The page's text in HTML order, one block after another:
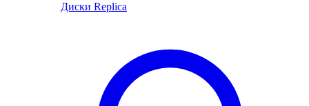
Диски Replica